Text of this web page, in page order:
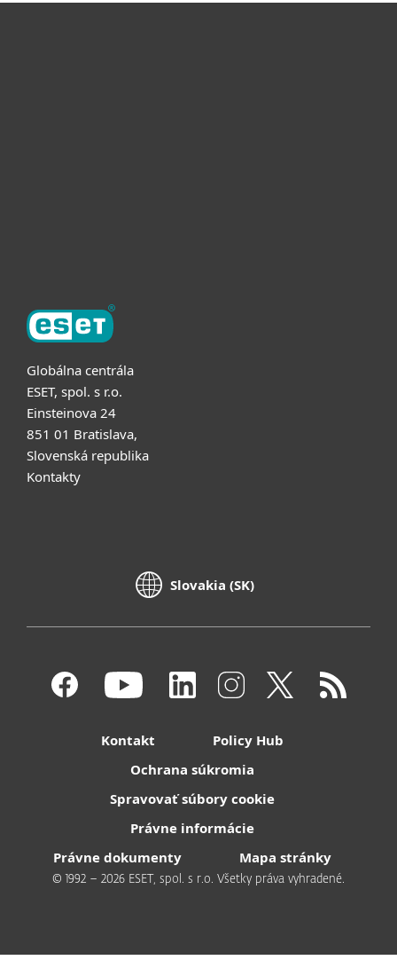
Globálna centrála
ESET, spol. s r.o.
Einsteinova 24
851 01 Bratislava,
Slovenská republika
Kontakty
Slovakia (SK)
Kontakt
Policy Hub
Ochrana súkromia
Spravovať súbory cookie
Právne informácie
Právne dokumenty
Mapa stránky
© 1992 – 2026 ESET, spol. s r.o. Všetky práva vyhradené.